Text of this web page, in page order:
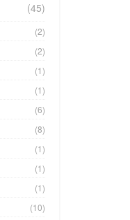
(45)
(2)
(2)
(1)
(1)
(6)
(8)
(1)
(1)
(1)
(10)